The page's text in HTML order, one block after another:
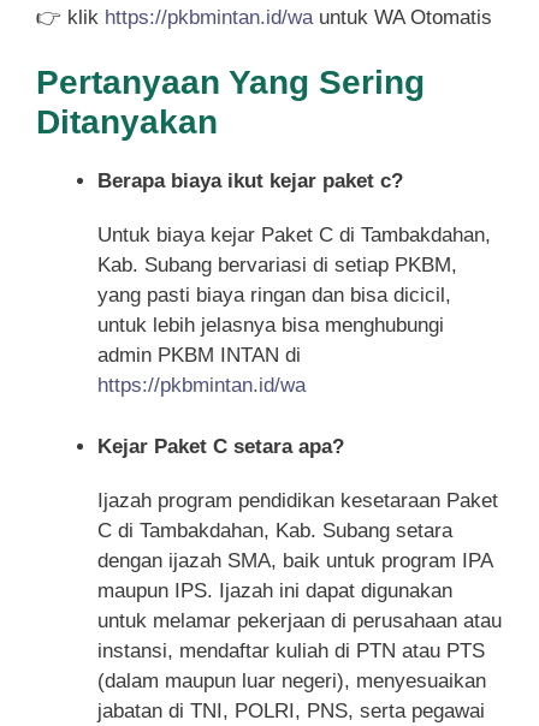
👉 klik https://pkbmintan.id/wa untuk WA Otomatis
Pertanyaan Yang Sering
Ditanyakan
Berapa biaya ikut kejar paket c?
Untuk biaya kejar Paket C di Tambakdahan,
Kab. Subang bervariasi di setiap PKBM,
yang pasti biaya ringan dan bisa dicicil,
untuk lebih jelasnya bisa menghubungi
admin PKBM INTAN di
https://pkbmintan.id/wa
Kejar Paket C setara apa?
Ijazah program pendidikan kesetaraan Paket
C di Tambakdahan, Kab. Subang setara
dengan ijazah SMA, baik untuk program IPA
maupun IPS. Ijazah ini dapat digunakan
untuk melamar pekerjaan di perusahaan atau
instansi, mendaftar kuliah di PTN atau PTS
(dalam maupun luar negeri), menyesuaikan
jabatan di TNI, POLRI, PNS, serta pegawai